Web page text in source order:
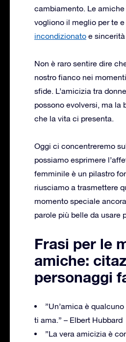
cambiamento. Le
vogliono il meglio per te
incondizionato e
Non è raro sentire dire
nostro fianco nei
sfide. L’amicizia tra
possono evolversi, ma la
che la vita ci presenta.
Oggi ci concentreremo
possiamo esprimere
femminile è un pilastro
riusciamo a trasmettere
momento speciale
parole più belle da usare
Frasi per le
amiche:
personaggi
”Un’amica è
ti ama.” – Elbert Hubbard
”La vera amicizia è